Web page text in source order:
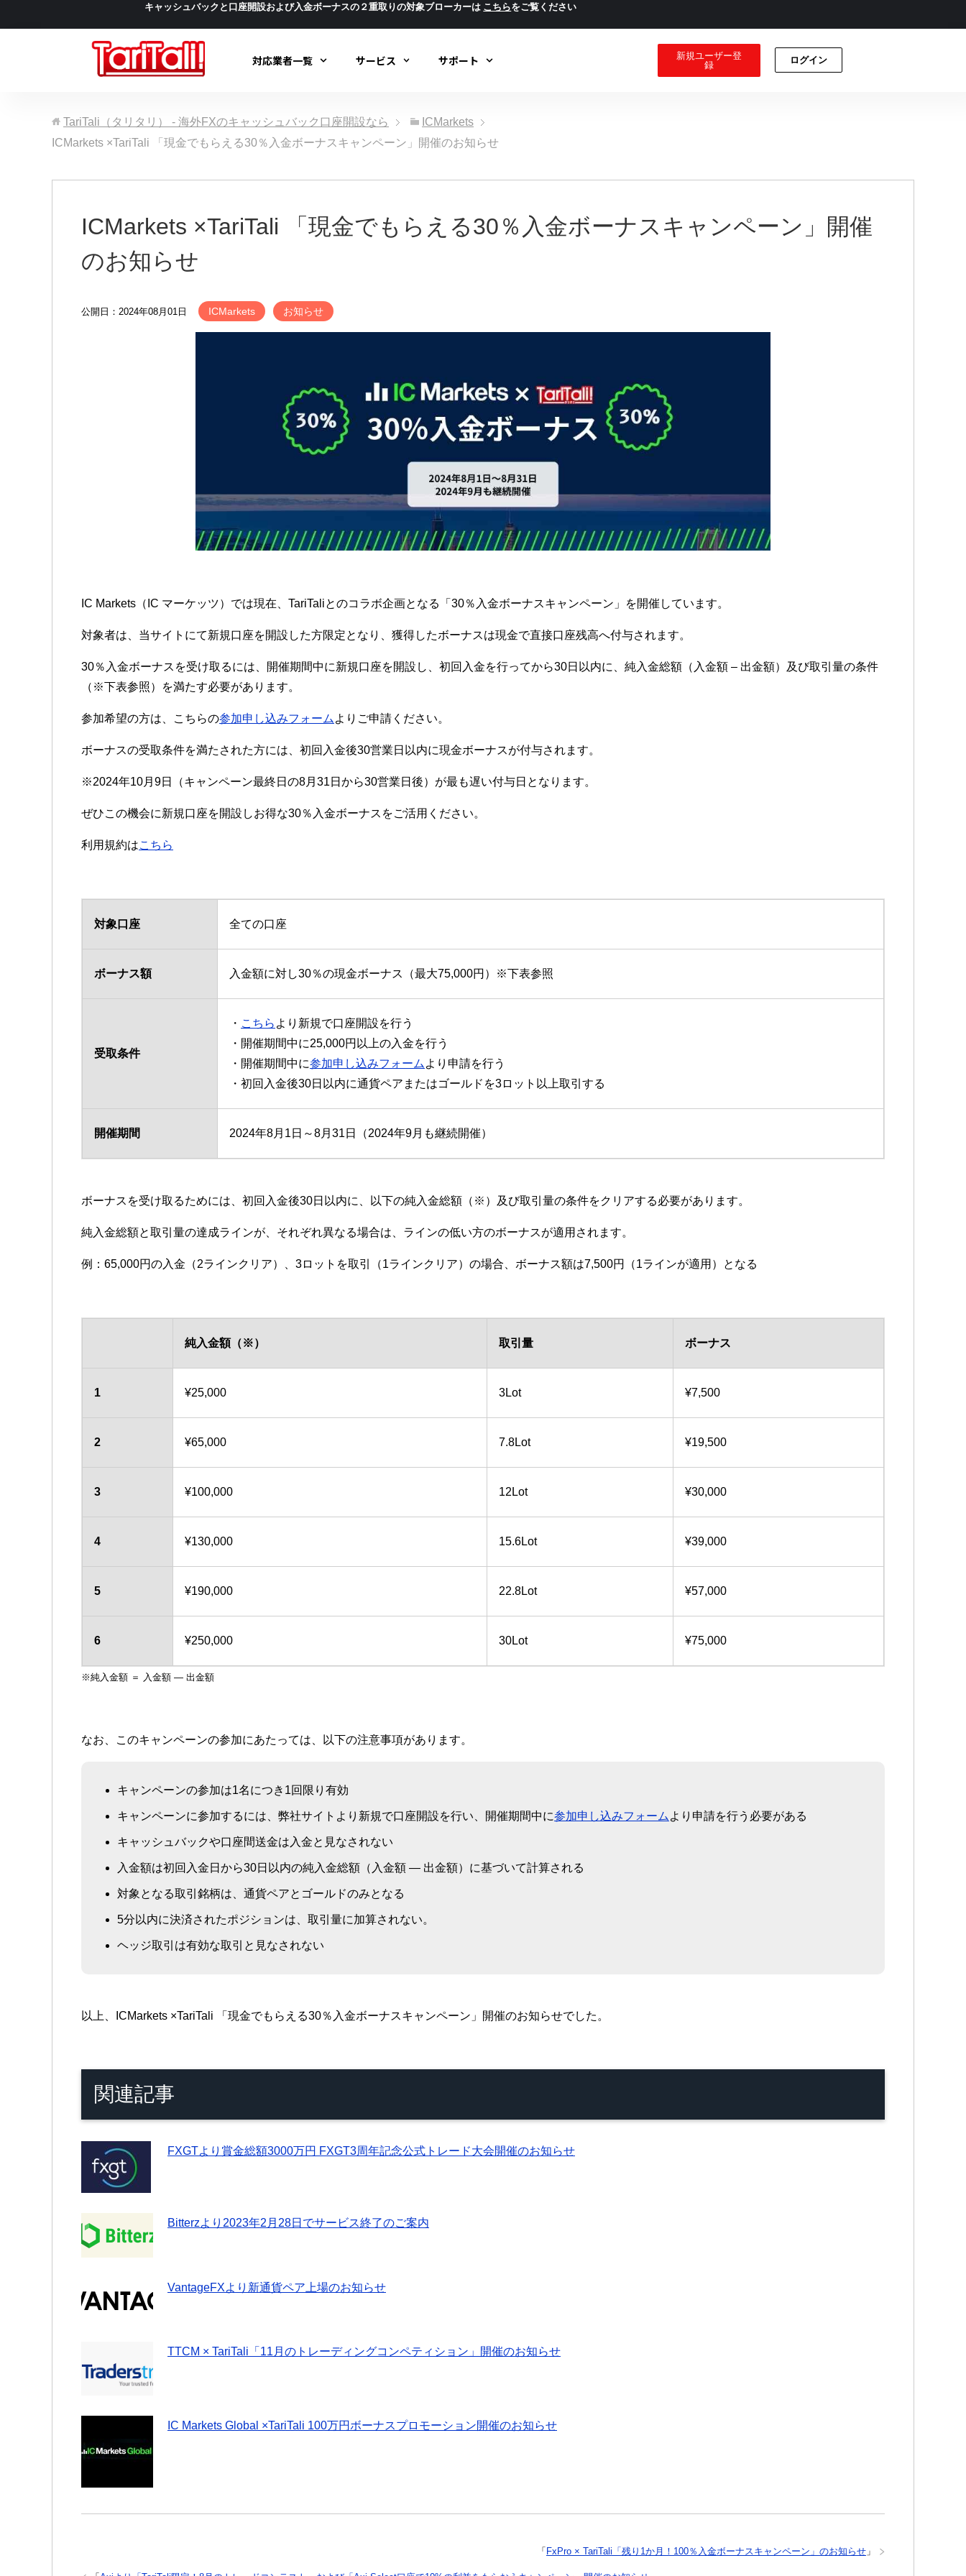
キャッシュバックと口座開設および入金ボーナスの２重取りの対象ブローカーは こちらをご覧ください
対応業者一覧 サービス サポート
新規ユーザー登
録
ログイン
TariTali（タリタリ） - 海外FXのキャッシュバック口座開設なら
ICMarkets
ICMarkets ×TariTali 「現金でもらえる30％入金ボーナスキャンペーン」開催のお知らせ
ICMarkets ×TariTali 「現金でもらえる30％入金ボーナスキャンペーン」開催
のお知らせ
公開日：2024年08月01日 ICMarkets お知らせ
IC Markets（IC マーケッツ）では現在、TariTaliとのコラボ企画となる「30％入金ボーナスキャンペーン」を開催しています。
対象者は、当サイトにて新規口座を開設した方限定となり、獲得したボーナスは現金で直接口座残高へ付与されます。
30％入金ボーナスを受け取るには、開催期間中に新規口座を開設し、初回入金を行ってから30日以内に、純入金総額（入金額 – 出金額）及び取引量の条件
（※下表参照）を満たす必要があります。
参加希望の方は、こちらの参加申し込みフォーム よりご申請ください。
ボーナスの受取条件を満たされた方には、初回入金後30営業日以内に現金ボーナスが付与されます。
※2024年10月9日（キャンペーン最終日の8月31日から30営業日後）が最も遅い付与日となります。
ぜひこの機会に新規口座を開設しお得な30％入金ボーナスをご活用ください。
利用規約はこちら
対象口座 全ての口座
ボーナス額 入金額に対し30％の現金ボーナス（最大75,000円）※下表参照
受取条件
・ こちら より新規で口座開設を行う
・開催期間中に25,000円以上の入金を行う
・開催期間中に参加申し込みフォーム より申請を行う
・初回入金後30日以内に通貨ペアまたはゴールドを3ロット以上取引する
開催期間 2024年8月1日～8月31日（2024年9月も継続開催）
ボーナスを受け取るためには、初回入金後30日以内に、以下の純入金総額（※）及び取引量の条件をクリアする必要があります。
純入金総額と取引量の達成ラインが、それぞれ異なる場合は、ラインの低い方のボーナスが適用されます。
例：65,000円の入金（2ラインクリア）、3ロットを取引（1ラインクリア）の場合、ボーナス額は7,500円（1ラインが適用）となる
純入金額（※） 取引量 ボーナス
1 ¥25,000 3Lot ¥7,500
2 ¥65,000 7.8Lot ¥19,500
3 ¥100,000 12Lot ¥30,000
4 ¥130,000 15.6Lot ¥39,000
5 ¥190,000 22.8Lot ¥57,000
6 ¥250,000 30Lot ¥75,000
※純入金額 ＝ 入金額 — 出金額
なお、このキャンペーンの参加にあたっては、以下の注意事項があります。
キャンペーンの参加は1名につき1回限り有効
キャンペーンに参加するには、弊社サイトより新規で口座開設を行い、開催期間中に参加申し込みフォーム より申請を行う必要がある
キャッシュバックや口座間送金は入金と見なされない
入金額は初回入金日から30日以内の純入金総額（入金額 — 出金額）に基づいて計算される
対象となる取引銘柄は、通貨ペアとゴールドのみとなる
5分以内に決済されたポジションは、取引量に加算されない。
ヘッジ取引は有効な取引と見なされない
以上、ICMarkets ×TariTali 「現金でもらえる30％入金ボーナスキャンペーン」開催のお知らせでした。
関連記事
FXGTより賞金総額3000万円 FXGT3周年記念公式トレード大会開催のお知らせ
Bitterzより2023年2月28日でサービス終了のご案内
VantageFXより新通貨ペア上場のお知らせ
TTCM × TariTali「11月のトレーディングコンペティション」開催のお知らせ
IC Markets Global ×TariTali 100万円ボーナスプロモーション開催のお知らせ
「 FxPro × TariTali「残り1か月！100％入金ボーナスキャンペーン」のお知らせ 」